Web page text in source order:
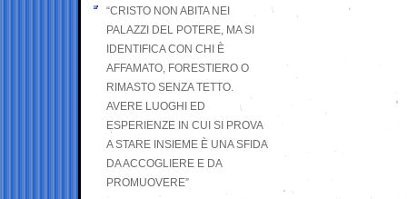
“CRISTO NON ABITA NEI
PALAZZI DEL POTERE, MA SI
IDENTIFICA CON CHI È
AFFAMATO, FORESTIERO O
RIMASTO SENZA TETTO.
AVERE LUOGHI ED
ESPERIENZE IN CUI SI PROVA
A STARE INSIEME È UNA SFIDA
DA ACCOGLIERE E DA
PROMUOVERE”